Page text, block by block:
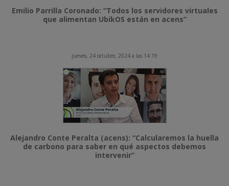
Emilio Parrilla Coronado: “Todos los servidores virtuales
que alimentan UbikOS están en acens”
jueves, 24 octubre, 2024 a las 14:19
Alejandro Conte Peralta (acens): “Calcularemos la huella
de carbono para saber en qué aspectos debemos
intervenir”